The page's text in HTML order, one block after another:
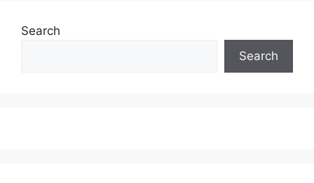
Search
Search